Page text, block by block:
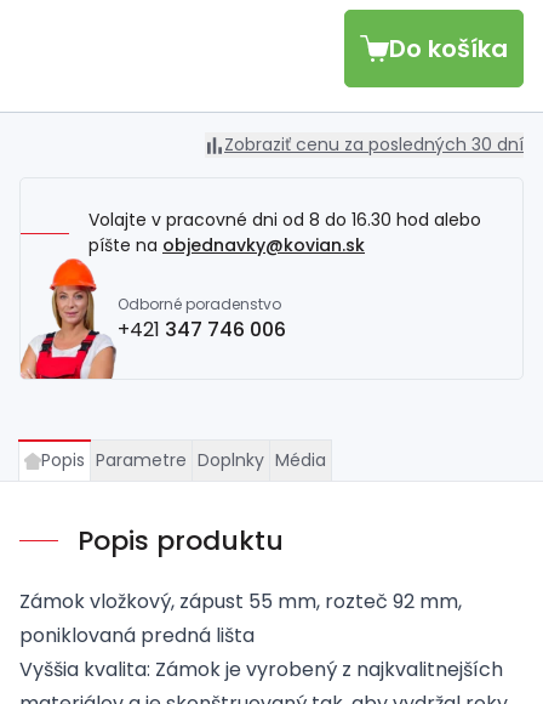
Do košíka
Zobraziť cenu za posledných 30 dní
Volajte v pracovné dni od 8 do 16.30 hod alebo
píšte na objednavky@kovian.sk
Odborné poradenstvo
+421 347 746 006
Popis Parametre Doplnky Média
Popis produktu
Zámok vložkový, zápust 55 mm, rozteč 92 mm,
poniklovaná predná lišta
Vyššia kvalita: Zámok je vyrobený z najkvalitnejších